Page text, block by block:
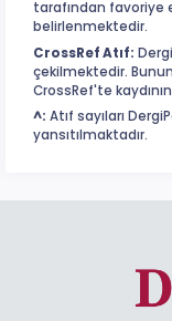
tarafından
belirlenmektedir.
CrossRef Atıf:
çekilmektedir.
CrossRef'te
^: Atıf sayıları
yansıtılmaktadır.